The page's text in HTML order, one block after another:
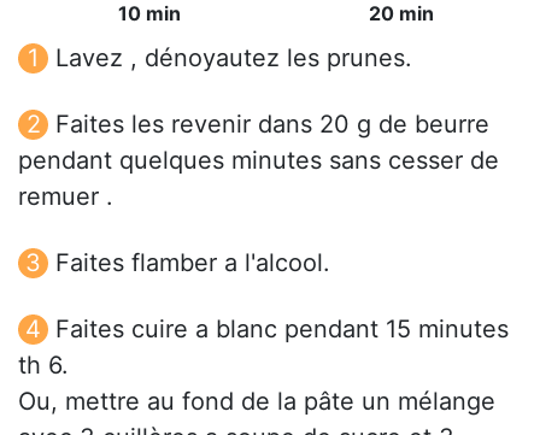
10 min
20 min
Lavez , dénoyautez les prunes.
Faites les revenir dans 20 g de beurre
pendant quelques minutes sans cesser de
remuer .
Faites flamber a l'alcool.
Faites cuire a blanc pendant 15 minutes
th 6.
Ou, mettre au fond de la pâte un mélange